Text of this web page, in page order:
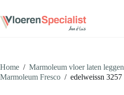
de
inhoud
Home / Marmoleum vloer laten leggen
Marmoleum Fresco / edelweissn 3257